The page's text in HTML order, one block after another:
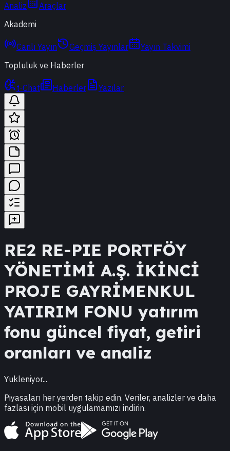
Analiz
Araçlar
Akademi
Canlı Yayın Geçmiş Yayınlar
Yayın Takvimi
Topluluk ve Haberler
t-Chat Haberler Yazılar
RE2 RE-PIE PORTFÖY
YÖNETİMİ A.Ş. İKİNCİ
PROJE GAYRİMENKUL
YATIRIM FONU yatırım
fonu güncel fiyat, getiri
oranları ve analiz
Yukleniyor...
Piyasaları her yerden takip edin. Veriler, analizler ve daha
fazlası için mobil uygulamamızı indirin.